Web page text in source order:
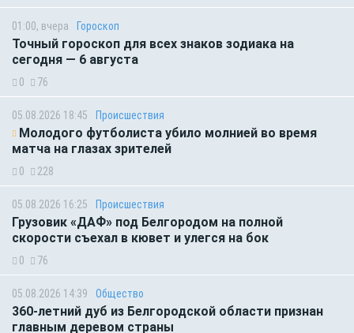
01:00, вчера Гороскоп
Точный гороскоп для всех знаков зодиака на
сегодня — 6 августа
0 76
05.08.2026 18:45 Происшествия
Молодого футболиста убило молнией во время
матча на глазах зрителей
0 228
05.08.2026 16:25 Происшествия
Грузовик «ДАФ» под Белгородом на полной
скорости съехал в кювет и улегся на бок
0 76
05.08.2026 14:39 Общество
360-летний дуб из Белгородской области признан
главным деревом страны